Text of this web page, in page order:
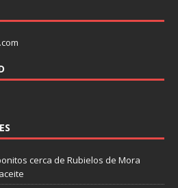
cerca de Rubielos de Mora